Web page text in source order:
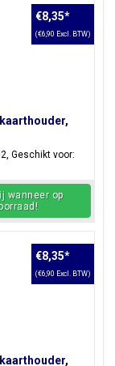
Geschikt voor:
€8,35*
(€6,90 Excl. BTW)
wanneer op
€8,35*
(€6,90 Excl. BTW)